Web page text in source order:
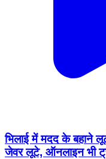
भिलाई में मदद के बहाने
जेवर लूटे, ऑनलाइन भी